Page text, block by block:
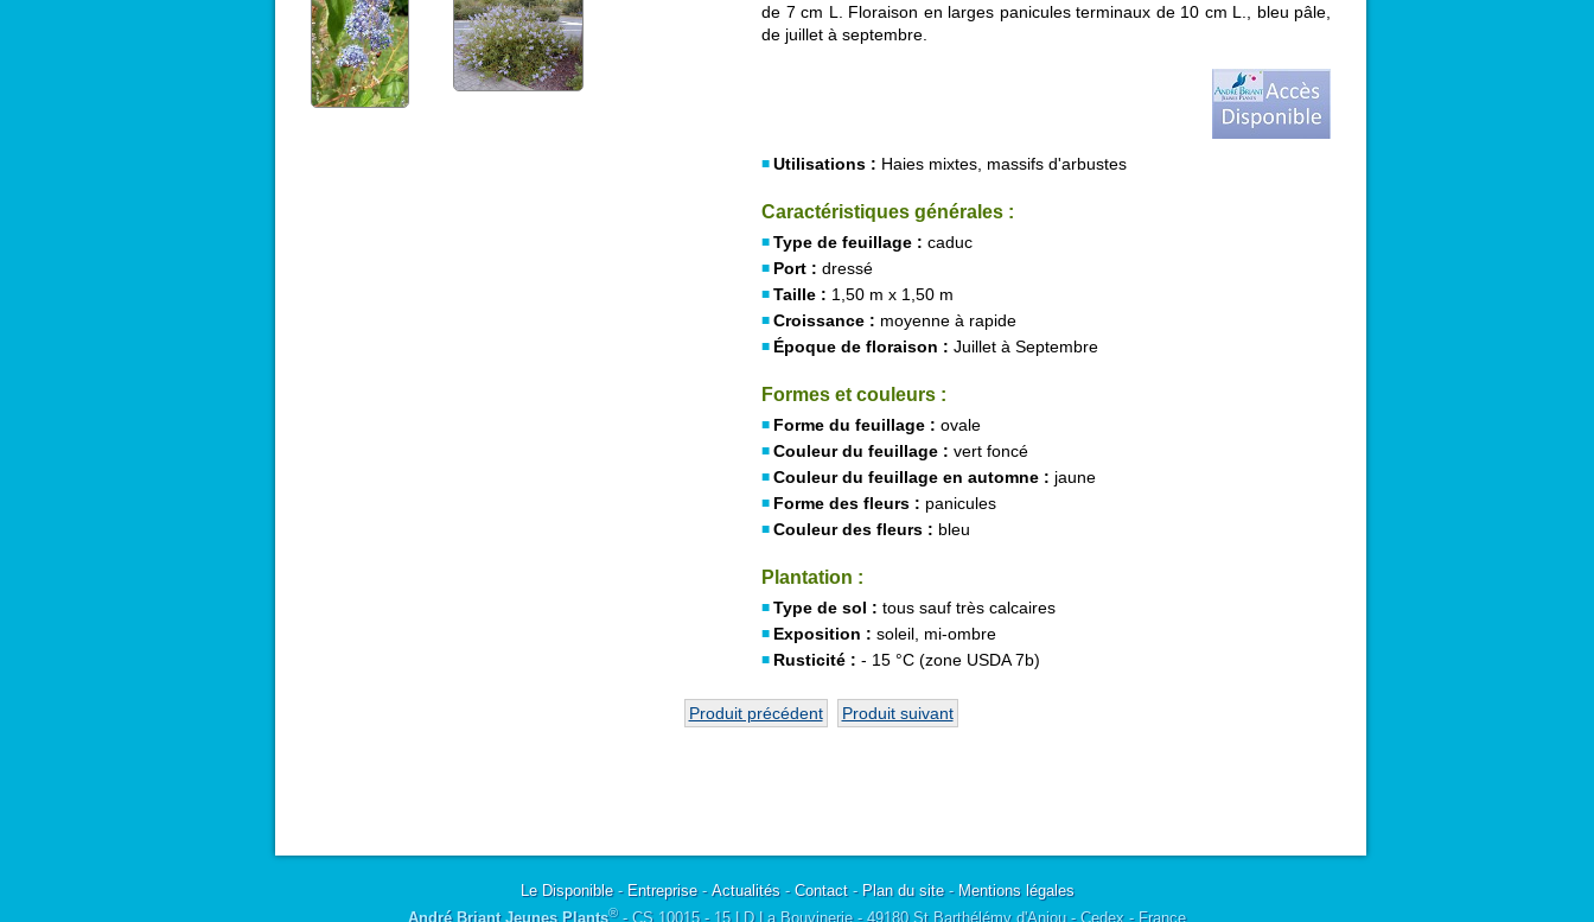
de 7 cm L. Floraison en larges panicules terminaux de 10 cm L., bleu pâle,
de juillet à septembre.
Utilisations : Haies mixtes, massifs d'arbustes
Caractéristiques générales :
Type de feuillage : caduc
Port : dressé
Taille : 1,50 m x 1,50 m
Croissance : moyenne à rapide
Époque de floraison : Juillet à Septembre
Formes et couleurs :
Forme du feuillage : ovale
Couleur du feuillage : vert foncé
Couleur du feuillage en automne : jaune
Forme des fleurs : panicules
Couleur des fleurs : bleu
Plantation :
Type de sol : tous sauf très calcaires
Exposition : soleil, mi-ombre
Rusticité : - 15 °C (zone USDA 7b)
Produit précédent Produit suivant
Le Disponible- Entreprise- Actualités- Contact- Plan du site- Mentions légales
André Briant Jeunes Plants®- CS 10015 - 15 LD La Bouvinerie - 49180 St Barthélémy d'Anjou - Cedex - France